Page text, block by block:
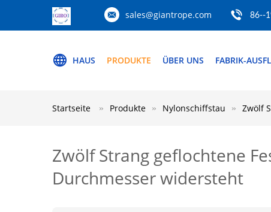
sales@giantrope.com 86--
HAUS PRODUKTE ÜBER UNS FABRIK-
Startseite Produkte Nylonschiffstau Zwölf
Zwölf Strang geflochtene
Durchmesser widersteht